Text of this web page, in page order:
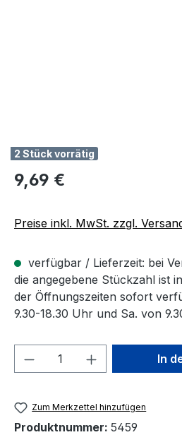
2 Stück vorrätig
Regulärer Preis:
9,69 €
Preise inkl. MwSt. zzgl.
verfügbar / Lieferzeit: bei
die angegebene Stückzahl ist
der Öffnungszeiten sofort
9.30-18.30 Uhr und Sa. von
Produkt Anzahl: Gib
In
Zum Merkzettel hinzufügen
Produktnummer: 5459